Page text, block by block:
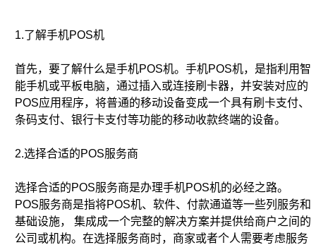
1.了解手机POS机
首先，要了解什么是手机POS机。手机POS机，是指利用智
能手机或平板电脑，通过插入或连接刷卡器，并安装对应的
POS应用程序，将普通的移动设备变成一个具有刷卡支付、
条码支付、银行卡支付等功能的移动收款终端的设备。
2.选择合适的POS服务商
选择合适的POS服务商是办理手机POS机的必经之路。
POS服务商是指将POS机、软件、付款通道等一些列服务和
基础设施， 集成成一个完整的解决方案并提供给商户之间的
公司或机构。在选择服务商时，商家或者个人需要考虑服务